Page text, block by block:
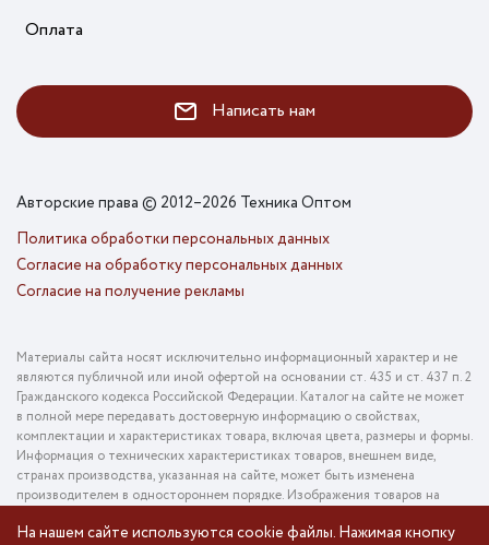
На нашем сайте используются cookie файлы. Нажимая кнопку
Оплата
Написать нам
Авторские права © 2012–2026 Техника Оптом
Политика обработки персональных данных
Согласие на обработку персональных данных
Согласие на получение рекламы
Материалы сайта носят исключительно информационный характер и не
являются публичной или иной офертой на основании ст. 435 и ст. 437 п. 2
Гражданского кодекса Российской Федерации. Каталог на сайте не может
в полной мере передавать достоверную информацию о свойствах,
комплектации и характеристиках товара, включая цвета, размеры и формы.
Информация о технических характеристиках товаров, внешнем виде,
странах производства, указанная на сайте, может быть изменена
производителем в одностороннем порядке. Изображения товаров на
оригинального товара. Информация о цене товара, указанная в каталоге на